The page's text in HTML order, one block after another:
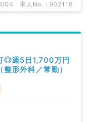
04 求人No. : 902110
◎週5日1,700万円
形外科／常勤）